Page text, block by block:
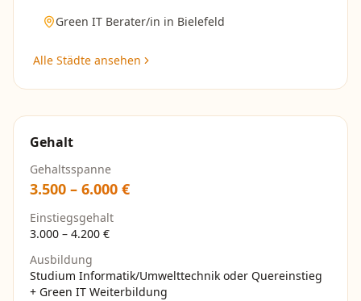
Green IT Berater/in in Bielefeld
Alle Städte ansehen
Gehalt
Gehaltsspanne
3.500 – 6.000 €
Einstiegsgehalt
3.000 – 4.200 €
Ausbildung
Studium Informatik/Umwelttechnik oder Quereinstieg
+ Green IT Weiterbildung